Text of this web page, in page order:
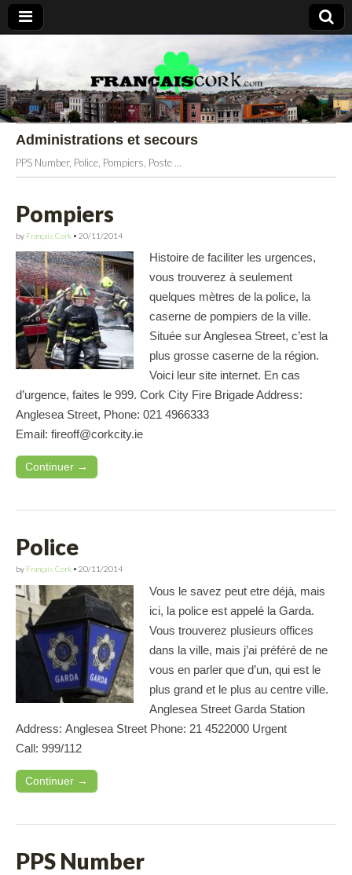
Francais Cork
Administrations et secours
PPS Number, Police, Pompiers, Poste …
Pompiers
by Français Cork • 20/11/2014
Histoire de faciliter les urgences,
vous trouverez à seulement
quelques mètres de la police, la
caserne de pompiers de la ville.
Située sur Anglesea Street, c’est la
plus grosse caserne de la région.
Voici leur site internet. En cas
d’urgence, faites le 999. Cork City Fire Brigade Address:
Anglesea Street, Phone: 021 4966333
Email: fireoff@corkcity.ie
Continuer →
Police
by Français Cork • 20/11/2014
Vous le savez peut etre déjà, mais
ici, la police est appelé la Garda.
Vous trouverez plusieurs offices
dans la ville, mais j’ai préféré de ne
vous en parler que d’un, qui est le
plus grand et le plus au centre ville.
Anglesea Street Garda Station
Address: Anglesea Street Phone: 21 4522000 Urgent
Call: 999/112
Continuer →
PPS Number